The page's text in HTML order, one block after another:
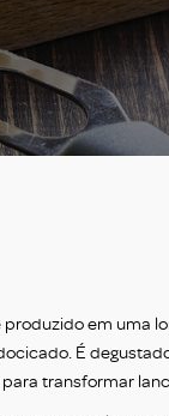
em uma
É
transformar